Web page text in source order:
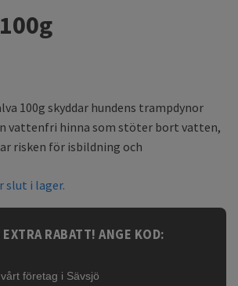
100g skyddar hundens trampdynor
vattenfri hinna som stöter bort vatten,
risken för isbildning och
slut i lager.
RABATT! ANGE KOD:
företag i Sävsjö